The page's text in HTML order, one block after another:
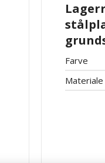
Farve
Materiale